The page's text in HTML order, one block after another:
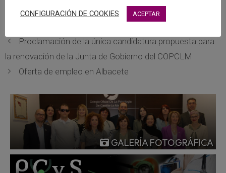
Pulsar aquí para acceder a la página web de ambos
eventos y obtener más información.
Proclamación de la única candidatura propuesta para
la renovación de la Junta de Gobierno del COPCLM
Oferta de empleo en Albacete
GALERÍA FOTOGRÁFICA
CONFIGURACIÓN DE COOKIES ACEPTAR